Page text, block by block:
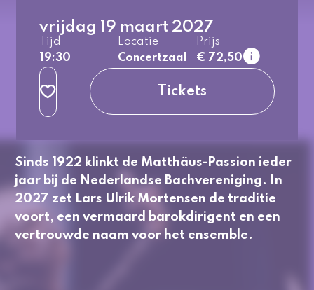
vrijdag 19 maart 2027
Tijd
19:30
Locatie
Concertzaal
Prijs
€ 72,50
normaal
2e rang
3e rang
Tickets
Sinds 1922 klinkt de Matthäus-Passion ieder
jaar bij de Nederlandse Bachvereniging. In
2027 zet Lars Ulrik Mortensen de traditie
voort, een vermaard barokdirigent en een
vertrouwde naam voor het ensemble.